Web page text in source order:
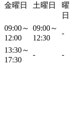
金曜日 土曜日
曜
日
09:00～
12:00
09:00～
12:30
-
13:30～
17:30
- -